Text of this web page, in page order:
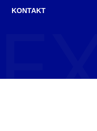
KONTAKT